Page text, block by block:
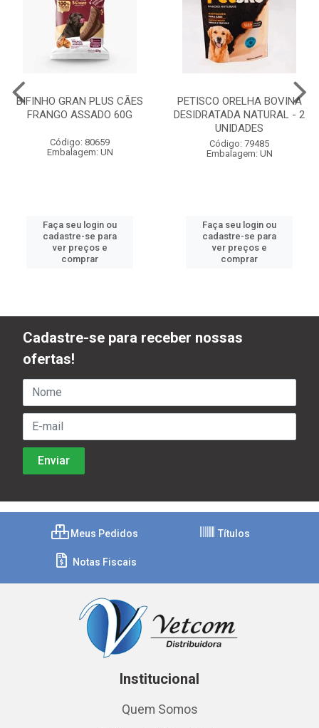
BIFINHO GRAN PLUS CÃES
FRANGO ASSADO 60G
Código: 80659
Embalagem: UN
Faça seu login ou
cadastre-se para
ver preços e
comprar
PETISCO ORELHA BOVINA
DESIDRATADA NATURAL - 2
UNIDADES
Código: 79485
Embalagem: UN
Faça seu login ou
cadastre-se para
ver preços e
comprar
Cadastre-se para receber nossas
ofertas!
Meus Pedidos Títulos
Notas Fiscais
Institucional
Quem Somos